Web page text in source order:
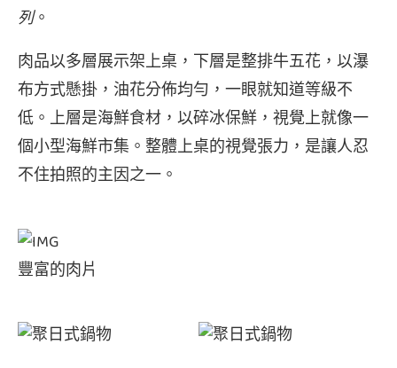
列。
肉品以多層展示架上桌，下層是整排牛五花，以瀑
布方式懸掛，油花分佈均勻，一眼就知道等級不
低。上層是海鮮食材，以碎冰保鮮，視覺上就像一
個小型海鮮市集。整體上桌的視覺張力，是讓人忍
不住拍照的主因之一。
豐富的肉片